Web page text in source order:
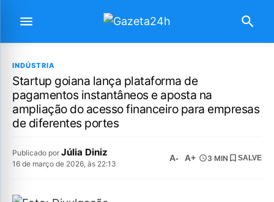
INDÚSTRIA
Startup goiana lança plataforma de
pagamentos instantâneos e aposta na
ampliação do acesso financeiro para empresas
de diferentes portes
Publicado por Júlia Diniz
16 de março de 2026, às 22:13
A- A+ 3 MIN SALVE